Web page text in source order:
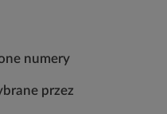
numery
przez